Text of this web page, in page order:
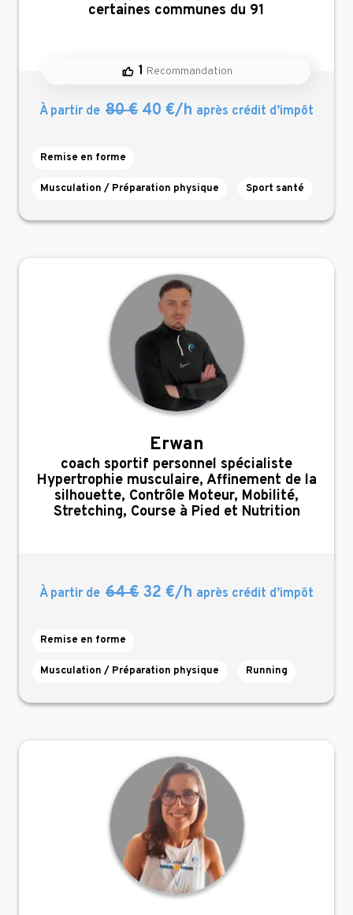
certaines communes du 91
1 Recommandation
À partir de 80 € 40 €/h après crédit d’impôt
Remise en forme
Musculation / Préparation physique Sport santé
Erwan
,
coach sportif personnel spécialiste
Hypertrophie musculaire, Affinement de la
silhouette, Contrôle Moteur, Mobilité,
Stretching, Course à Pied et Nutrition
À partir de 64 € 32 €/h après crédit d’impôt
Remise en forme
Musculation / Préparation physique Running